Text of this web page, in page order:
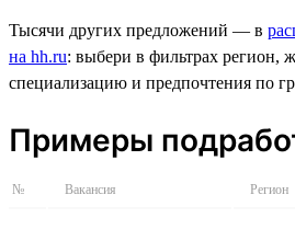
Тысячи других предложений — в
на hh.ru: выбери в фильтрах регион,
специализацию и предпочтения по
Примеры
№ Вакансия Регион